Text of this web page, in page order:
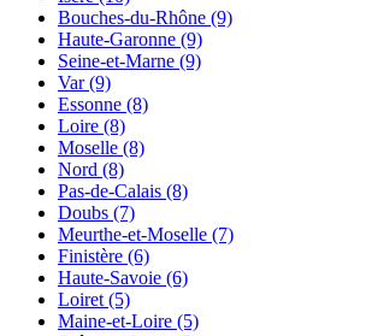
Bouches-du-Rhône (9)
Haute-Garonne (9)
Seine-et-Marne (9)
Var(9)
Essonne (8)
Loire (8)
Moselle (8)
Nord (8)
Pas-de-Calais (8)
Doubs (7)
Meurthe-et-Moselle (7)
Finistère (6)
Haute-Savoie (6)
Loiret(5)
Maine-et-Loire (5)